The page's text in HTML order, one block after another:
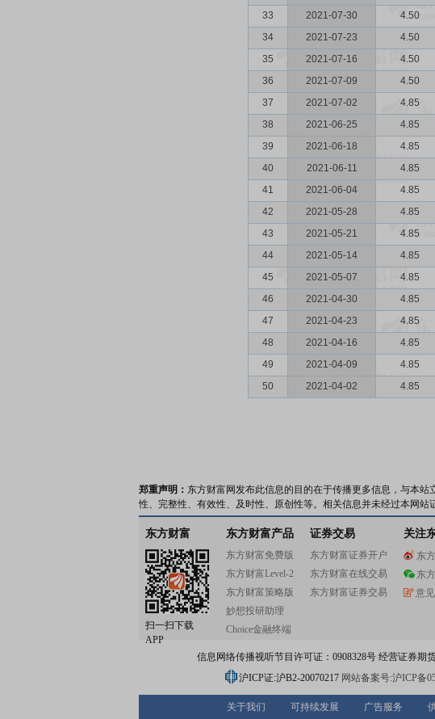
33
2021-07-30 4.50
34
2021-07-23 4.50
35
2021-07-16 4.50
36
2021-07-09 4.50
37
2021-07-02 4.85
38
2021-06-25 4.85
39
2021-06-18 4.85
40
2021-06-11 4.85
41
2021-06-04 4.85
42
2021-05-28 4.85
43
2021-05-21 4.85
44
2021-05-14 4.85
45
2021-05-07 4.85
46
2021-04-30 4.85
47
2021-04-23 4.85
48
2021-04-16 4.85
49
2021-04-09 4.85
50
2021-04-02 4.85
郑重声明： 东方财富网发布此信息的目的在于传播更多信息，与本
性、完整性、有效性、及时性、原创性等。相关信息并未经过本网站
东方财富
扫一扫下载
APP
东方财富产品
东方财富免费版
东方财富Level-2
东方财富策略版
妙想投研助理
Choice金融终端
证券交易
东方财富证券开户
东方财富在线交易
东方财富证券交易
关注
东
东
意
信息网络传播视听节目许可证：0908328号 经营证券期
沪ICP证:沪B2-20070217 网站备案号:沪ICP备
关于我们 可持续发展 广告服务